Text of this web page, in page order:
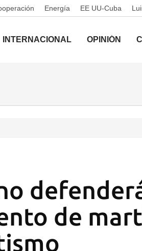
Energía EE UU-Cuba
INTERNACIONAL OPINIÓN
de